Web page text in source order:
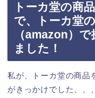
トーカ堂の商
で、トーカ堂
（amazon）
ました！
私が、トーカ堂の商品
がきっかけでした、、、